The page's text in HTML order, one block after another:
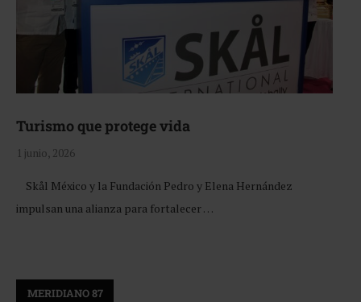
Turismo que protege vida
1 junio, 2026
Skål México y la Fundación Pedro y Elena Hernández
impulsan una alianza para fortalecer …
MERIDIANO 87